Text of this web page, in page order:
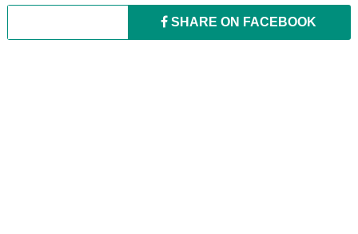
SHARE ON FACEBOOK